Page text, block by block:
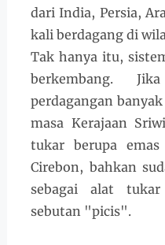
dari India, Persia,
kali berdagang di
Tak hanya itu,
berkembang.
perdagangan
masa Kerajaan
tukar berupa
Cirebon, bahkan
sebagai alat
sebutan "picis".